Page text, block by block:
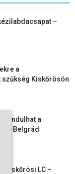
–
a
szükség Kiskőrösön
a
Kiskőrösi LC –